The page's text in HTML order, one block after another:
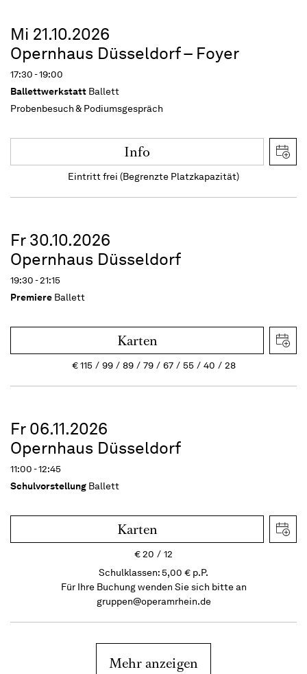
Mi 21.10.2026
Opernhaus Düsseldorf – Foyer
17:30 - 19:00
Ballettwerkstatt Ballett
Probenbesuch & Podiumsgespräch
Info
Eintritt frei (Begrenzte Platzkapazität)
Fr 30.10.2026
Opernhaus Düsseldorf
19:30 - 21:15
Premiere Ballett
Karten
€115 99 89 79 67 55 40 28
Fr 06.11.2026
Opernhaus Düsseldorf
11:00 - 12:45
Schulvorstellung Ballett
Karten
€20
12
Schulklassen: 5,00 € p.P.
Für Ihre Buchung wenden Sie sich bitte an
gruppen@operamrhein.de
Mehr anzeigen